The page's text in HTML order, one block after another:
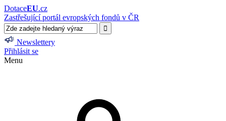
DotaceEU.cz
Zastřešující portál evropských fondů v ČR
Newslettery
Přihlásit se
Menu